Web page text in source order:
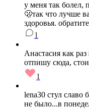
у меня так болел,
🫢так что лучше
здоровья.
1
Анастасия как
отпишу сюда,
1
lena30 стул славо
не было...в